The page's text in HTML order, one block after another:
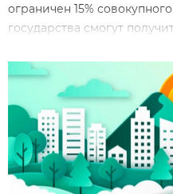
ограничен 15%
государства смогут